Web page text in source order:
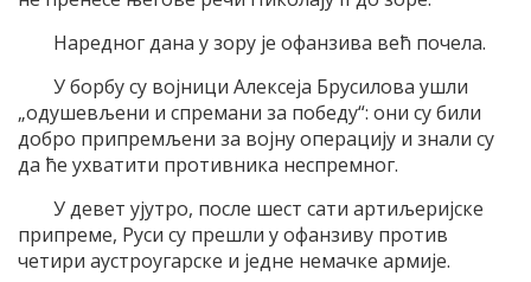
Наредног дана у зору је офанзива већ почела.
У борбу су војници Алексеја Брусилова ушли
„одушевљени и спремани за победу“: они су били
добро припремљени за војну операцију и знали су
да ће ухватити противника неспремног.
У девет ујутро, после шест сати артиљеријске
припреме, Руси су прешли у офанзиву против
четири аустроугарске и једне немачке армије.